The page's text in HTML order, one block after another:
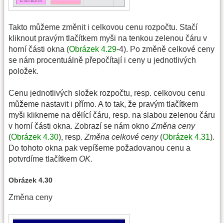
Takto můžeme změnit i celkovou cenu rozpočtu. Stačí
kliknout pravým tlačítkem myši na tenkou zelenou čáru v
horní části okna (Obrázek 4.29-4). Po změně celkové ceny
se nám procentuálně přepočítají i ceny u jednotlivých
položek.
Cenu jednotlivých složek rozpočtu, resp. celkovou cenu
můžeme nastavit i přímo. A to tak, že pravým tlačítkem
myši klikneme na dělící čáru, resp. na slabou zelenou čáru
v horní části okna. Zobrazí se nám oknoZměna ceny
(Obrázek 4.30), resp.Změna celkové ceny(Obrázek 4.31).
Do tohoto okna pak vepíšeme požadovanou cenu a
potvrdíme tlačítkem OK.
Obrázek 4.30
Změna ceny